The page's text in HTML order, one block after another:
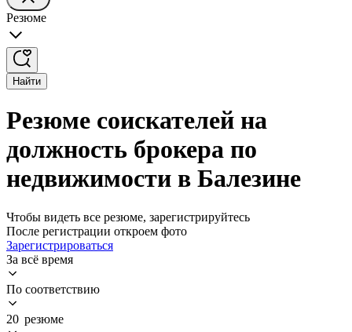
Резюме
Найти
Резюме соискателей на
должность брокера по
недвижимости в Балезине
Чтобы видеть все резюме, зарегистрируйтесь
После регистрации откроем фото
Зарегистрироваться
За всё время
По соответствию
20 резюме